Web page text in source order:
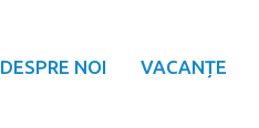
DESPRE NOI VACANȚE